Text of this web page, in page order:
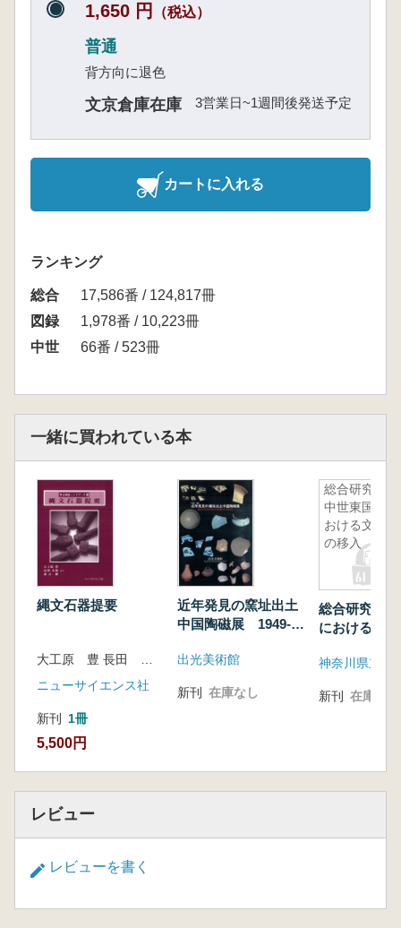
1,650 円 （税込）
普通
背方向に退色
文京倉庫在庫 3営業日~1週間後発送予定
カートに入れる
ランキング
総合
17,586番 / 124,817冊
図録
1,978番 / 10,223冊
中世
66番 / 523冊
一緒に買われている本
縄文石器提要
大工原 豊 長田 友也 建石 徹 編
ニューサイエンス社
新刊 1冊
5,500円
近年発見の窯址出土
中国陶磁展 1949-
出光美術館
新刊 在庫なし
総合研究
中世東国に
おける文化
の移入
総合研究 中
における文
神奈川県立歴
新刊 在庫なし
レビュー
レビューを書く